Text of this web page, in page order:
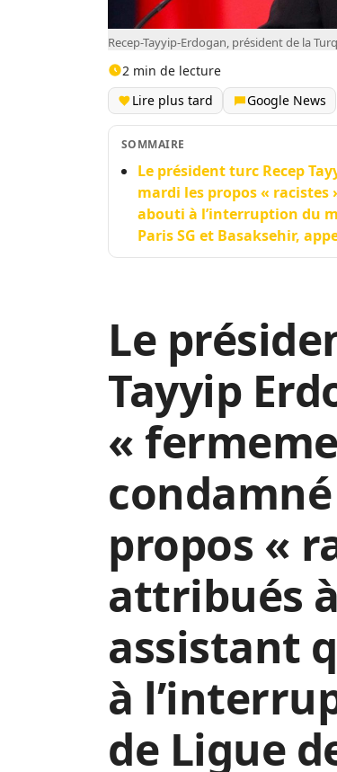
Recep-Tayyip-Erdogan, président de la
2 min de lecture
Lire plus tard
Google News
SOMMAIRE
Le président turc Recep
mardi les propos «
abouti à l’interruption du
Paris SG et Basaksehir,
Le
Tayyip
«
propos «
attribués
assistant
à
de Ligue